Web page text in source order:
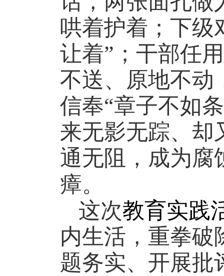
哄着护着；下级
让着”；干部任
不送、原地不动
信奉“章子不如
来无影无踪、却
通无阻，成为腐
瘴。
这次教育实践
内生活，重拳破
题务实、开展批